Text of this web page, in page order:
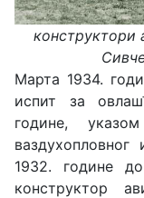
Марта 1934.
испит за
године,
1932. године
конструктор